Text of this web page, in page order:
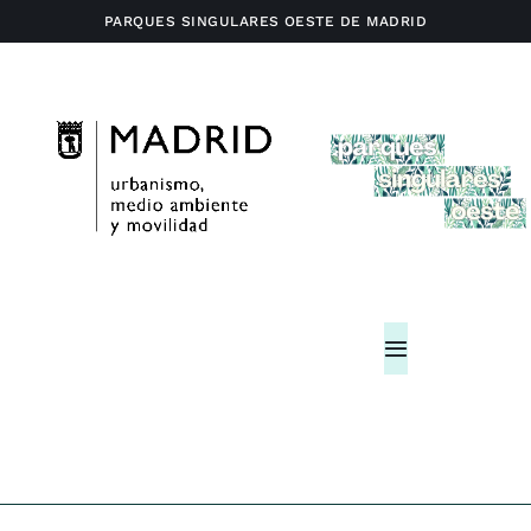
al
PARQUES SINGULARES OESTE DE MADRID
Toggle